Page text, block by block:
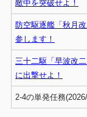
敵中を突破せよ！
防空駆逐艦「秋月
参します！
三十二駆「早波改
に出撃せよ！
2-4の単発任務